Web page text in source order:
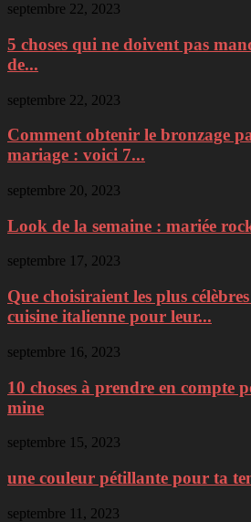
septembre 22, 2023
5 choses qui ne doivent pas
de...
septembre 22, 2023
Comment obtenir le bronzage
mariage : voici 7...
septembre 20, 2023
Look de la semaine : mariée
septembre 17, 2023
Que choisiraient les plus
cuisine italienne pour leur...
septembre 16, 2023
10 choses à prendre en compte
mine
septembre 15, 2023
une couleur pétillante pour ta
septembre 11, 2023